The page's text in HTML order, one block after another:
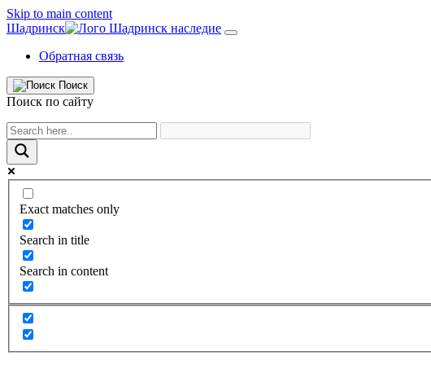
Skip to main content
Шадринск
Обратная связь
Поиск
Поиск по сайту
Exact matches only
Search in title
Search in content